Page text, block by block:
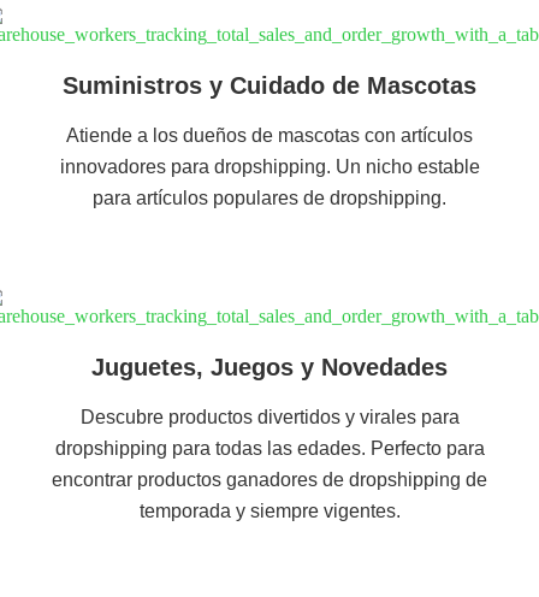
Suministros y Cuidado de Mascotas
Atiende a los dueños de mascotas con artículos
innovadores para dropshipping. Un nicho estable
para artículos populares de dropshipping.
Juguetes, Juegos y Novedades
Descubre productos divertidos y virales para
dropshipping para todas las edades. Perfecto para
encontrar productos ganadores de dropshipping de
temporada y siempre vigentes.